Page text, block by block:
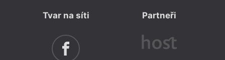
Tvar na síti Partneři